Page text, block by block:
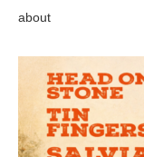
about